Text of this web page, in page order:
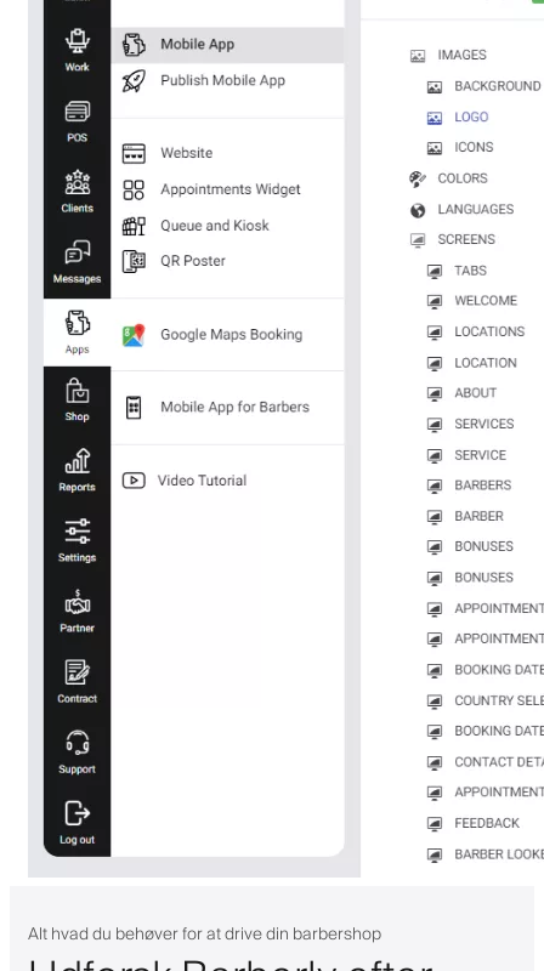
Alt hvad du behøver for at drive din barbershop